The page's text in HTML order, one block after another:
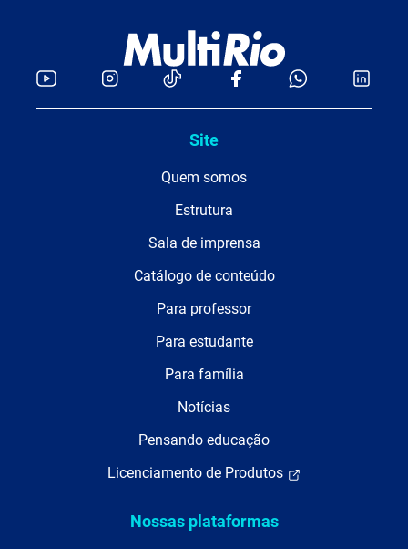
Site
Quem somos
Estrutura
Sala de imprensa
Catálogo de conteúdo
Para professor
Para estudante
Para família
Notícias
Pensando educação
Licenciamento de Produtos
Nossas plataformas